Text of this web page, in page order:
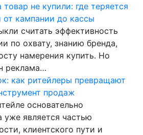
не купили: где теряется
от кампании до кассы
считать эффективность
по охвату, знанию бренда,
намерения купить. Но
реклама…
как ритейлеры превращают
продаж
основательно
уже является частью
клиентского пути и